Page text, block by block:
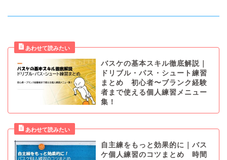
バスケの基本スキル徹底解説｜
ドリブル・パス・シュート練習
まとめ 初心者〜ブランク経験
者まで使える個人練習メニュー
集！
自主練をもっと効果的に｜バス
ケ個人練習のコツまとめ 時間